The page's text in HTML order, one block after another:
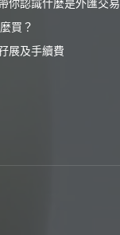
買？
展及手續費